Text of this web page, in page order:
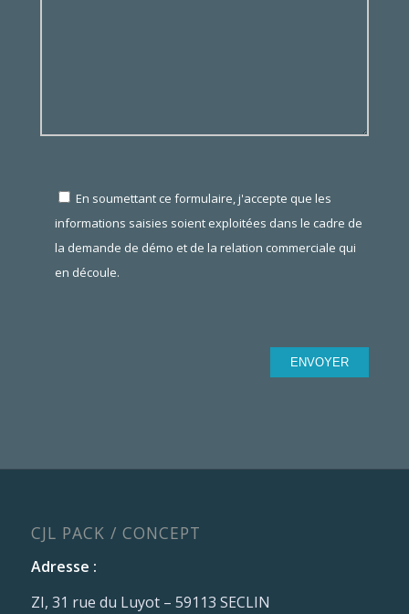
En soumettant ce formulaire, j'accepte que les
informations saisies soient exploitées dans le cadre de
la demande de démo et de la relation commerciale qui
en découle.
CJL PACK / CONCEPT
Adresse :
ZI, 31 rue du Luyot – 59113 SECLIN